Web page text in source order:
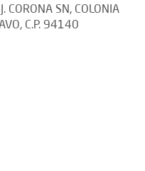
CORONA SN, COLONIA
C.P. 94140